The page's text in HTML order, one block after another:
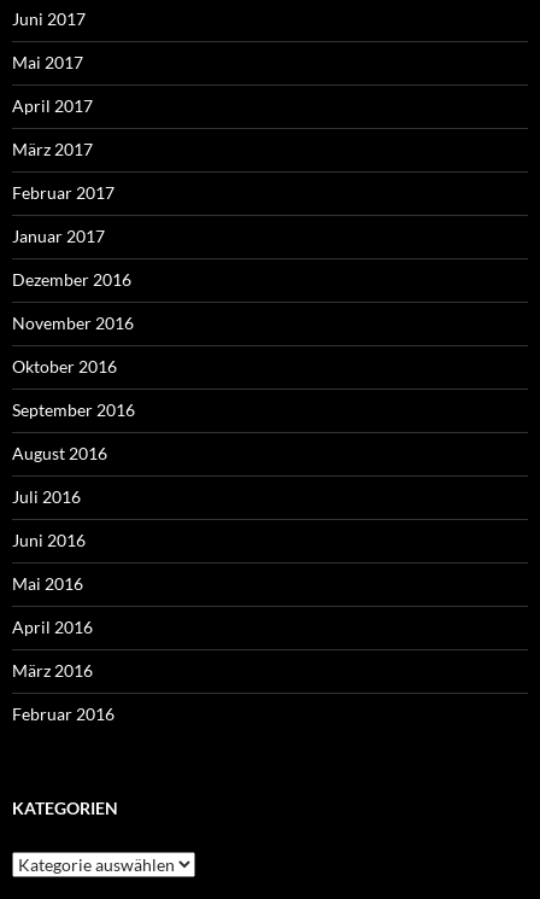
Juni 2017
Mai 2017
April 2017
März 2017
Februar 2017
Januar 2017
Dezember 2016
November 2016
Oktober 2016
September 2016
August 2016
Juli 2016
Juni 2016
Mai 2016
April 2016
März 2016
Februar 2016
KATEGORIEN
Kategorien